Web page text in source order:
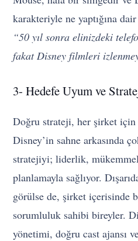
karakteriyle ne yaptığına
“50 yıl sonra elinizdeki
fakat Disney filmleri
3- Hedefe Uyum ve
Doğru strateji, her şirket için
Disney’in sahne arkasında
stratejiyi; liderlik,
planlamayla sağlıyor.
görülse de, şirket içerisinde
sorumluluk sahibi bireyler.
yönetimi, doğru cast ajansı